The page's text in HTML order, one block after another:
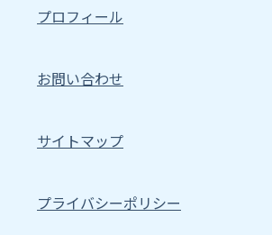
プロフィール
お問い合わせ
サイトマップ
プライバシーポリシー